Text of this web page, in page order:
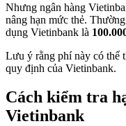
Nhưng ngân hàng
nâng hạn mức thẻ.
dụng Vietinbank là
Lưu ý rằng phí này có thể
quy định của Vietinbank.
Cách kiểm tra
Vietinbank